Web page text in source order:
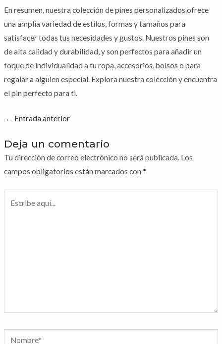
En resumen, nuestra colección de pines personalizados ofrece
una amplia variedad de estilos, formas y tamaños para
satisfacer todas tus necesidades y gustos. Nuestros pines son
de alta calidad y durabilidad, y son perfectos para añadir un
toque de individualidad a tu ropa, accesorios, bolsos o para
regalar a alguien especial. Explora nuestra colección y encuentra
el pin perfecto para ti.
← Entrada anterior
Deja un comentario
Tu dirección de correo electrónico no será publicada. Los
campos obligatorios están marcados con *
Nombre*